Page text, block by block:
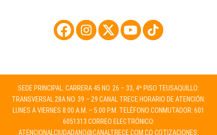
SEDE PRINCIPAL: CARRERA 45 NO. 26 – 33, 4º PISO TEUSAQUILLO:
TRANSVERSAL 28A NO. 39 – 29 CANAL TRECE HORARIO DE ATENCIÓN:
LUNES A VIERNES 8:00 A.M. – 5:00 P.M. TELÉFONO CONMUTADOR: 601
6051313 CORREO ELECTRÓNICO:
ATENCIONALCIUDADANO@CANALTRECE.COM.CO COTIZACIONES: